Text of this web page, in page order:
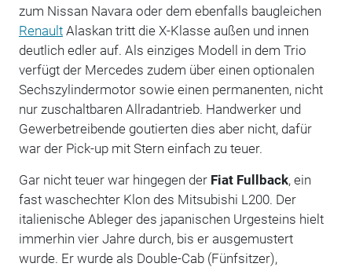
zum Nissan Navara oder dem ebenfalls baugleichen
RenaultAlaskan tritt die X-Klasse außen und innen
deutlich edler auf. Als einziges Modell in dem Trio
verfügt der Mercedes zudem über einen optionalen
Sechszylindermotor sowie einen permanenten, nicht
nur zuschaltbaren Allradantrieb. Handwerker und
Gewerbetreibende goutierten dies aber nicht, dafür
war der Pick-up mit Stern einfach zu teuer.
Gar nicht teuer war hingegen der Fiat Fullback, ein
fast waschechter Klon des Mitsubishi L200. Der
italienische Ableger des japanischen Urgesteins hielt
immerhin vier Jahre durch, bis er ausgemustert
wurde. Er wurde als Double-Cab (Fünfsitzer),